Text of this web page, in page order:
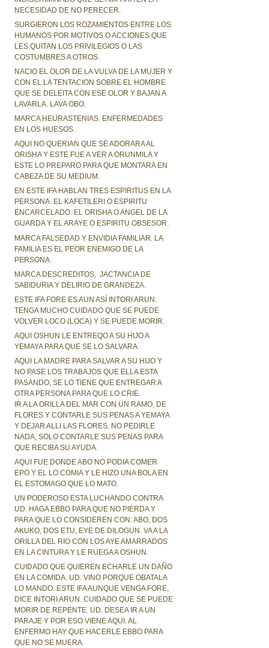
NECESIDAD DE NO PERECER.
SURGIERON LOS ROZAMIENTOS ENTRE LOS
HUMANOS POR MOTIVOS O ACCIONES QUE
LES QUITAN LOS PRIVILEGIOS O LAS
COSTUMBRES A OTROS.
NACIO EL OLOR DE LA VULVA DE LA MUJER Y
CON EL LA TENTACION SOBRE EL HOMBRE
QUE SE DELEITA CON ESE OLOR Y BAJAN A
LAVARLA. LAVA OBO.
MARCA HEURASTENIAS. ENFERMEDADES
EN LOS HUESOS.
AQUI NO QUERIAN QUE SE ADORARA AL
ORISHA Y ESTE FUE A VER A ORUNMILA Y
ESTE LO PREPARO PARA QUE MONTARA EN
CABEZA DE SU MEDIUM.
EN ESTE IFA HABLAN TRES ESPIRITUS EN LA
PERSONA. EL KAFETILERI O ESPIRITU
ENCARCELADO. EL ORISHA O ANGEL DE LA
GUARDA Y EL ARAYE O ESPIRITU OBSESOR.
MARCA FALSEDAD Y ENVIDIA FAMILIAR. LA
FAMILIA ES EL PEOR ENEMIGO DE LA
PERSONA.
MARCA DESCREDITOS, JACTANCIA DE
SABIDURIA Y DELIRIO DE GRANDEZA.
ESTE IFA FORE ES AUN ASÍ INTORI ARUN.
TENGA MUCHO CUIDADO QUE SE PUEDE
VOLVER LOCO (LOCA) Y SE PUEDE MORIR.
AQUI OSHUN LE ENTREQO A SU HIJO A
YEMAYA PARA QUE SE LO SALVARA.
AQUI LA MADRE PARA SALVAR A SU HIJO Y
NO PASE LOS TRABAJOS QUE ELLA ESTA
PASANDO, SE LO TIENE QUE ENTREGAR A
OTRA PERSONA PARA QUE LO CRIE.
IR A LA ORILLA DEL MAR CON UN RAMO, DE
FLORES Y CONTARLE SUS PENAS A YEMAYA
Y DEJAR ALLI LAS FLORES. NO PEDIRLE
NADA, SOLO CONTARLE SUS PENAS PARA
QUE RECIBA SU AYUDA.
AQUI FUE DONDE ABO NO PODIA COMER
EPO Y EL LO COMIA Y LE HIZO UNA BOLA EN
EL ESTOMAGO QUE LO MATO.
UN PODEROSO ESTA LUCHANDO CONTRA
UD. HAGA EBBO PARA QUE NO PIERDA Y
PARA QUE LO CONSIDEREN CON: ABO, DOS
AKUKO, DOS ETU, EYE DE DILOGUN. VA A LA
ORILLA DEL RIO CON LOS AYE AMARRADOS
EN LA CINTURA Y LE RUEGA A OSHUN.
CUIDADO QUE QUIEREN ECHARLE UN DAÑO
EN LA COMIDA. UD. VINO PORQUE OBATALA
LO MANDO. ESTE IFA AUNQUE VENGA FORE,
DICE INTORI ARUN. CUIDADO QUE SE PUEDE
MORIR DE REPENTE. UD. DESEA IR A UN
PARAJE Y POR ESO VIENE AQUI. AL
ENFERMO HAY QUE HACERLE EBBO PARA
QUE NO SE MUERA.